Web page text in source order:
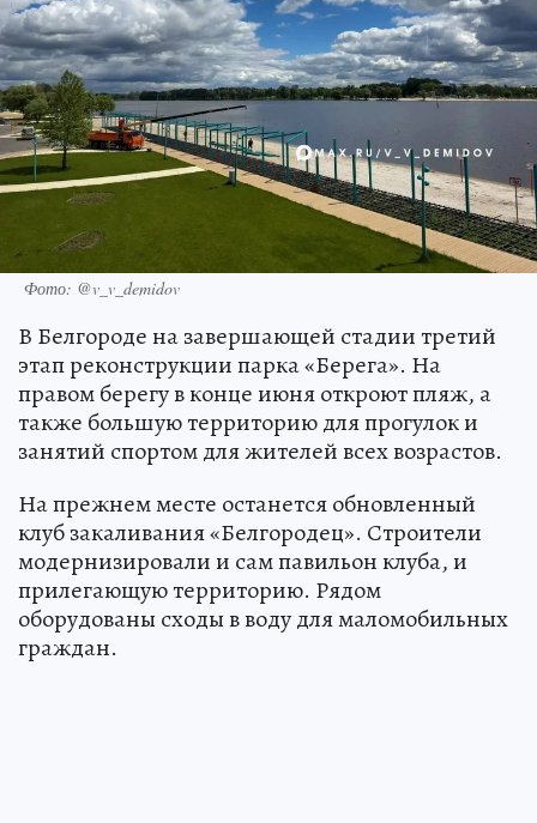
Фото: @v_v_demidov
В Белгороде на завершающей стадии третий
этап реконструкции парка «Берега». На
правом берегу в конце июня откроют пляж, а
также большую территорию для прогулок и
занятий спортом для жителей всех возрастов.
На прежнем месте останется обновленный
клуб закаливания «Белгородец». Строители
модернизировали и сам павильон клуба, и
прилегающую территорию. Рядом
оборудованы сходы в воду для маломобильных
граждан.